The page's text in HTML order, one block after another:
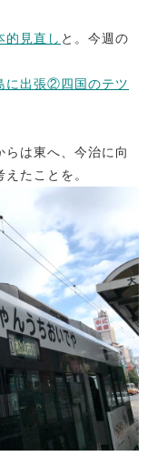
的見直し と。今週の
に出張②四国のテツ
は東へ、今治に向
たことを。